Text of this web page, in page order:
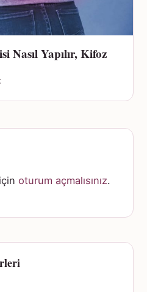
Nasıl Yapılır, Kifoz
oturum açmalısınız.